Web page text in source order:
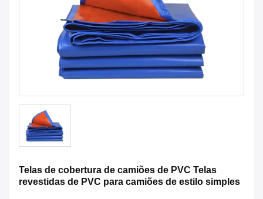
Telas de cobertura de camiões de PVC Telas
revestidas de PVC para camiões de estilo simples